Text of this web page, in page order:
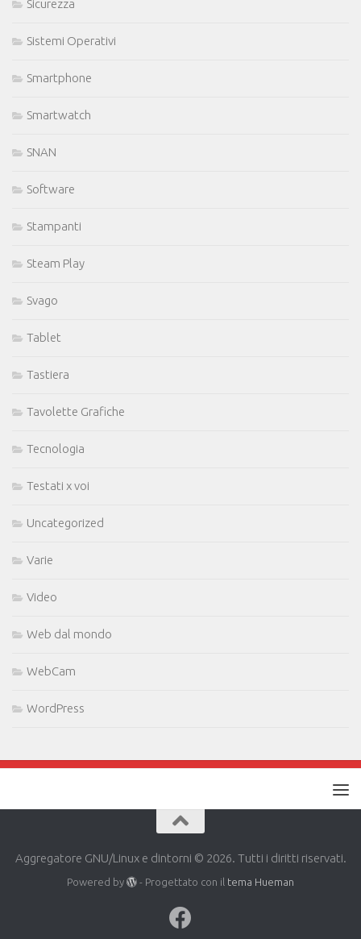
Sicurezza
Sistemi Operativi
Smartphone
Smartwatch
SNAN
Software
Stampanti
Steam Play
Svago
Tablet
Tastiera
Tavolette Grafiche
Tecnologia
Testati x voi
Uncategorized
Varie
Video
Web dal mondo
WebCam
WordPress
Aggregatore GNU/Linux e dintorni © 2026. Tutti i diritti riservati.
Powered by - Progettato con il tema Hueman